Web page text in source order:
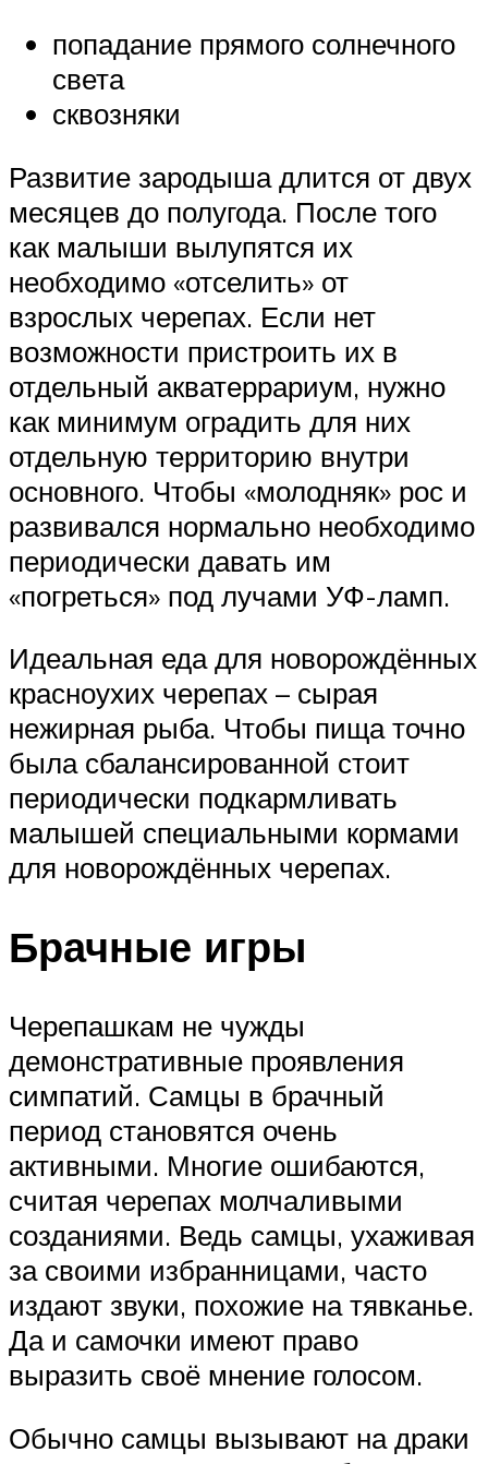
попадание прямого солнечного
света
сквозняки
Развитие зародыша длится от двух
месяцев до полугода. После того
как малыши вылупятся их
необходимо «отселить» от
взрослых черепах. Если нет
возможности пристроить их в
отдельный акватеррариум, нужно
как минимум оградить для них
отдельную территорию внутри
основного. Чтобы «молодняк» рос и
развивался нормально необходимо
периодически давать им
«погреться» под лучами УФ-ламп.
Идеальная еда для новорождённых
красноухих черепах – сырая
нежирная рыба. Чтобы пища точно
была сбалансированной стоит
периодически подкармливать
малышей специальными кормами
для новорождённых черепах.
Брачные игры
Черепашкам не чужды
демонстративные проявления
симпатий. Самцы в брачный
период становятся очень
активными. Многие ошибаются,
считая черепах молчаливыми
созданиями. Ведь самцы, ухаживая
за своими избранницами, часто
издают звуки, похожие на тявканье.
Да и самочки имеют право
выразить своё мнение голосом.
Обычно самцы вызывают на драки